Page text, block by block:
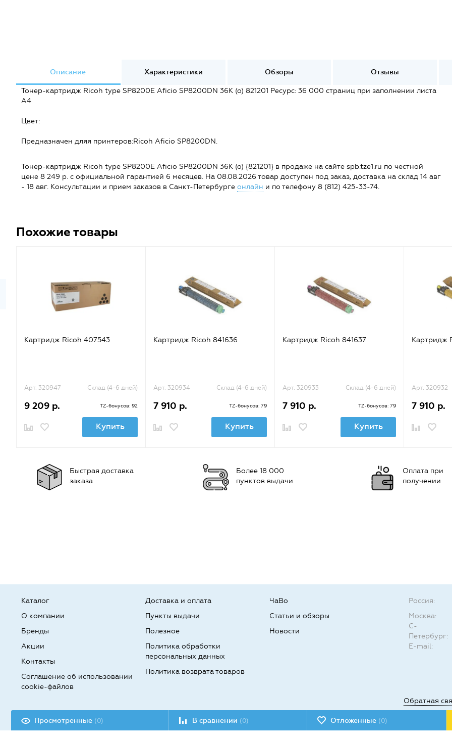
Описание Характеристики Обзоры Отзывы
Тонер-картридж Ricoh tуре SP8200E Aficio SP8200DN 36K (o) 821201 Ресурс: 36 000 страниц при заполнении листа
А4
Цвет:
Предназначен дляя принтеров:Ricoh Aficio SP8200DN.
Тонер-картридж Ricoh tуре SP8200E Aficio SP8200DN 36K (o) {821201} в продаже на сайте spb.tze1.ru по честной
цене 8 249 р. с официальной гарантией 6 месяцев. На 08.08.2026 товар доступен под заказ, доставка на склад 14 авг
- 18 авг. Консультации и прием заказов в Санкт-Петербурге онлайн и по телефону 8 (812) 425-33-74.
Похожие товары
Картридж Ricoh 407543
Арт. 320947 Склад (4-6 дней)
9 209 р. TZ-бонусов: 92
Купить
Картридж Ricoh 841636
Арт. 320934 Склад (4-6 дней)
7 910 р. TZ-бонусов: 79
Купить
Картридж Ricoh 841637
Арт. 320933 Склад (4-6 дней)
7 910 р. TZ-бонусов: 79
Купить
Картридж
Арт. 320932
7 910 р.
Быстрая доставка
заказа
Более 18 000
пунктов выдачи
Оплата при
получении
Каталог
О компании
Бренды
Доставка и оплата
Пункты выдачи
Полезное
ЧаВо
Статьи и обзоры
Новости
Акции
Контакты
Соглашение об использовании
cookie-файлов
Политика обработки
персональных данных
Политика возврата товаров
Разработка сайта:
Россия:
Москва:
С-
Петербург:
E-mail:
Обратная
Просмотренные (0) В сравнении (0) Отложенные (0)